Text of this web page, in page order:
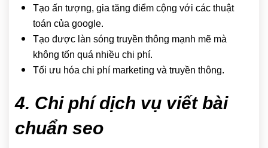
Tạo ấn tượng, gia tăng điểm cộng với các thuật
toán của google.
Tạo được làn sóng truyền thông mạnh mẽ mà
không tốn quá nhiều chi phí.
Tối ưu hóa chi phí marketing và truyền thông.
4. Chi phí dịch vụ viết bài
chuẩn seo